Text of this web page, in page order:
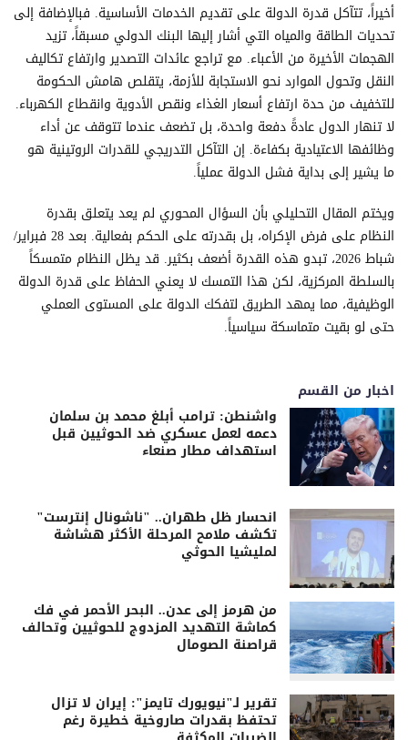
أخيراً، تتآكل قدرة الدولة على تقديم الخدمات الأساسية. فبالإضافة إلى
تحديات الطاقة والمياه التي أشار إليها البنك الدولي مسبقاً، تزيد
الهجمات الأخيرة من الأعباء. مع تراجع عائدات التصدير وارتفاع تكاليف
النقل وتحول الموارد نحو الاستجابة للأزمة، يتقلص هامش الحكومة
للتخفيف من حدة ارتفاع أسعار الغذاء ونقص الأدوية وانقطاع الكهرباء.
لا تنهار الدول عادةً دفعة واحدة، بل تضعف عندما تتوقف عن أداء
وظائفها الاعتيادية بكفاءة. إن التآكل التدريجي للقدرات الروتينية هو
ما يشير إلى بداية فشل الدولة عملياً.
ويختم المقال التحليلي بأن السؤال المحوري لم يعد يتعلق بقدرة
النظام على فرض الإكراه، بل بقدرته على الحكم بفعالية. بعد 28 فبراير/
شباط 2026، تبدو هذه القدرة أضعف بكثير. قد يظل النظام متمسكاً
بالسلطة المركزية، لكن هذا التمسك لا يعني الحفاظ على قدرة الدولة
الوظيفية، مما يمهد الطريق لتفكك الدولة على المستوى العملي
حتى لو بقيت متماسكة سياسياً.
اخبار من القسم
واشنطن: ترامب أبلغ محمد بن سلمان
دعمه لعمل عسكري ضد الحوثيين قبل
استهداف مطار صنعاء
انحسار ظل طهران.. "ناشونال إنترست"
تكشف ملامح المرحلة الأكثر هشاشة
لمليشيا الحوثي
من هرمز إلى عدن.. البحر الأحمر في فك
كماشة التهديد المزدوج للحوثيين وتحالف
قراصنة الصومال
تقرير لـ"نيويورك تايمز": إيران لا تزال
تحتفظ بقدرات صاروخية خطيرة رغم